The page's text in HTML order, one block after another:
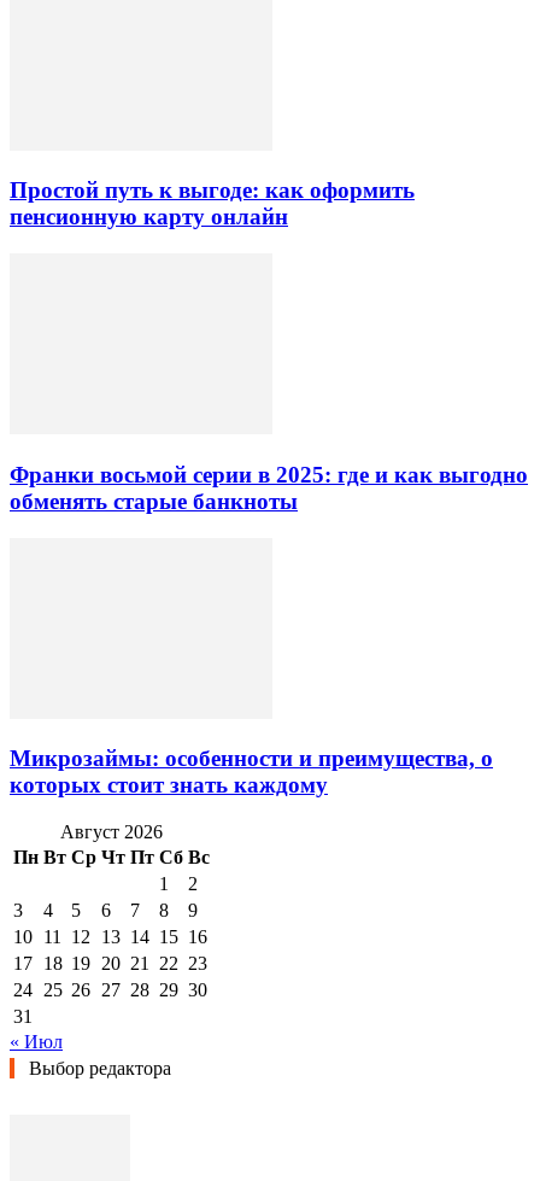
Простой путь к выгоде: как оформить
пенсионную карту онлайн
Франки восьмой серии в 2025: где и как выгодно
обменять старые банкноты
Микрозаймы: особенности и преимущества, о
которых стоит знать каждому
Август 2026
Пн Вт Ср Чт Пт Сб Вс
1
2
3
4 5 6 7 8
9
10 11 12 13 14 15 16
17 18 19 20 21 22 23
24 25 26 27 28 29 30
31
« Июл
Выбор редактора